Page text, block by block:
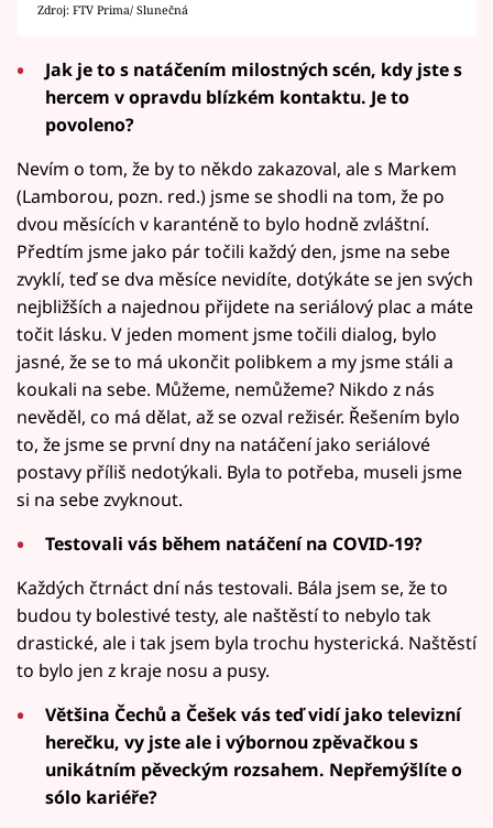
Zdroj: FTV Prima/ Slunečná
Jak je to s natáčením milostných scén, kdy jste s
hercem v opravdu blízkém kontaktu. Je to
povoleno?
Nevím o tom, že by to někdo zakazoval, ale s Markem
(Lamborou, pozn. red.) jsme se shodli na tom, že po
dvou měsících v karanténě to bylo hodně zvláštní.
Předtím jsme jako pár točili každý den, jsme na sebe
zvyklí, teď se dva měsíce nevidíte, dotýkáte se jen svých
nejbližších a najednou přijdete na seriálový plac a máte
točit lásku. V jeden moment jsme točili dialog, bylo
jasné, že se to má ukončit polibkem a my jsme stáli a
koukali na sebe. Můžeme, nemůžeme? Nikdo z nás
nevěděl, co má dělat, až se ozval režisér. Řešením bylo
to, že jsme se první dny na natáčení jako seriálové
postavy příliš nedotýkali. Byla to potřeba, museli jsme
si na sebe zvyknout.
Testovali vás během natáčení na COVID-19?
Každých čtrnáct dní nás testovali. Bála jsem se, že to
budou ty bolestivé testy, ale naštěstí to nebylo tak
drastické, ale i tak jsem byla trochu hysterická. Naštěstí
to bylo jen z kraje nosu a pusy.
Většina Čechů a Češek vás teď vidí jako televizní
herečku, vy jste ale i výbornou zpěvačkou s
unikátním pěveckým rozsahem. Nepřemýšlíte o
sólo kariéře?